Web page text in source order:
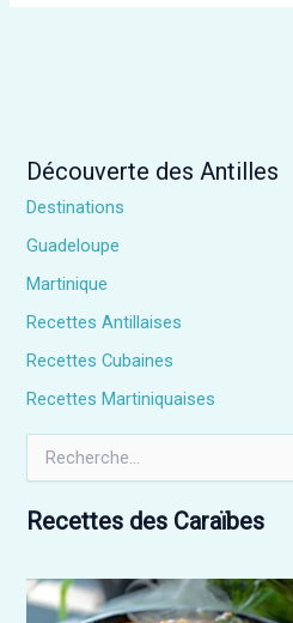
Découverte des Antilles
Destinations
Guadeloupe
Martinique
Recettes Antillaises
Recettes Cubaines
Recettes Martiniquaises
h
c
h
Recettes des Caraïbes